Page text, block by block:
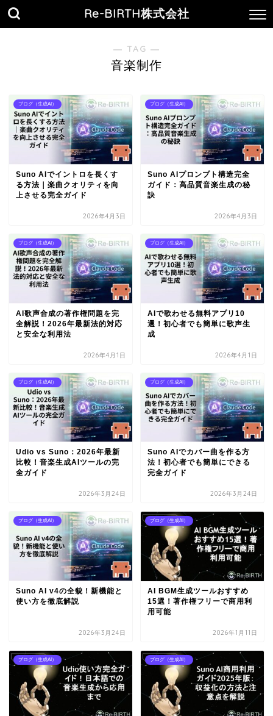
Re-BIRTH株式会社
― TAG ―
音楽制作
ブログ（生成AI）
Suno AIでイントロを長くす
る方法｜楽曲クオリティを向
上させる完全ガイド
2026年4月3日
ブログ（生成AI）
Suno AIプロンプト構造完全
ガイド：高品質音楽生成の秘
訣
2026年4月3日
ブログ（生成AI）
AI歌声合成の著作権問題を完
全解説！2026年最新法的対応
と安全な利用法
2026年4月1日
ブログ（生成AI）
AIで歌わせる無料アプリ10
選！初心者でも簡単に歌声生
成
2026年4月1日
ブログ（生成AI）
Udio vs Suno：2026年最新
比較！音楽生成AIツールの完
全ガイド
2026年3月24日
ブログ（生成AI）
Suno AIでカバー曲を作る方
法！初心者でも簡単にできる
完全ガイド
2026年3月24日
ブログ（生成AI）
Suno AI v4の全貌！新機能と
使い方を徹底解説
2026年3月24日
ブログ（生成AI）
AI BGM生成ツールおすすめ
15選！著作権フリーで商用利
用可能
2026年1月11日
ブログ（生成AI） ブログ（生成AI）